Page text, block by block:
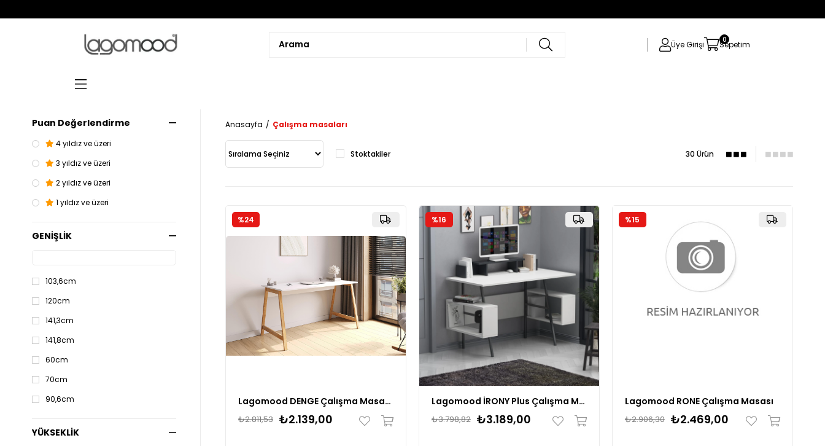
Üye Girişi Sepetim
0
Puan Değerlendirme
4 yıldız ve üzeri
3 yıldız ve üzeri
2 yıldız ve üzeri
1 yıldız ve üzeri
GENİŞLİK
103,6cm
120cm
141,3cm
141,8cm
60cm
70cm
90,6cm
YÜKSEKLİK
Anasayfa Çalışma masaları
Stoktakiler 30 Ürün
Lagomood DENGE Çalışma Masası 120 cm
₺2.139,00
₺2.811,53
%24
Lagomood İRONY Plus Çalışma Masası
₺3.189,00
₺3.798,82
%16
Lagomood RONE Çalışma Masası
₺2.469,00
₺2.906,30
%15